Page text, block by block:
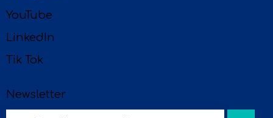
YouTube
LinkedIn
Tik Tok
Newsletter